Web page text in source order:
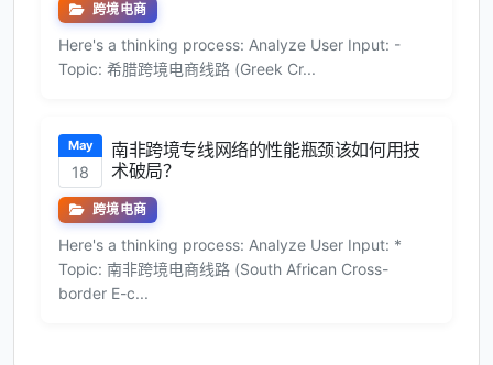
跨境电商
Here's a thinking process: Analyze User Input: -
Topic: 希腊跨境电商线路 (Greek Cr...
May
18
南非跨境专线网络的性能瓶颈该如何用技
术破局？
跨境电商
Here's a thinking process: Analyze User Input: *
Topic: 南非跨境电商线路 (South African Cross-
border E-c...